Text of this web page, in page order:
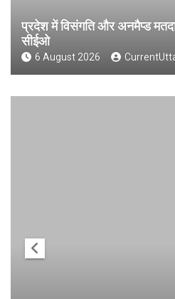
प्रदेश में विसंगति और अनमैप्ड
सीईओ
6 August 2026